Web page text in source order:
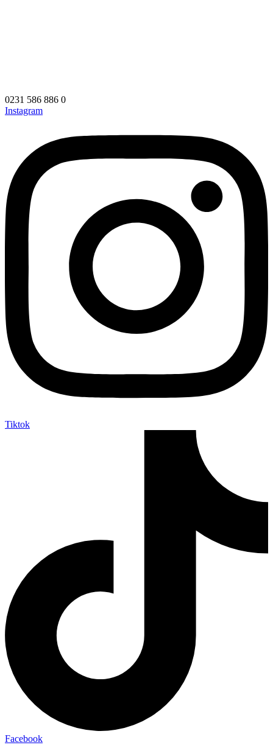
0231 586 886 0
Instagram
Tiktok
Facebook